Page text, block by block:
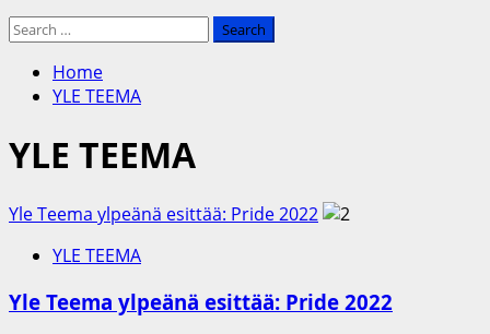
Search
Home
YLE TEEMA
YLE TEEMA
Yle Teema ylpeänä esittää: Pride 2022
YLE TEEMA
Yle Teema ylpeänä esittää: Pride 2022